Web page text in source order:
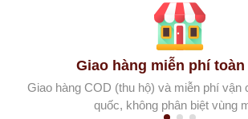
Giao hàng miễn phí
Giao hàng COD (thu hộ) và miễn phí vận
quốc, không phân biệt vùng